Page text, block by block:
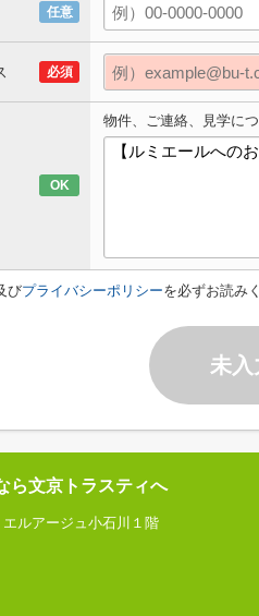
任意
必須
OK
物件、ご連絡、見学に
びプライバシーポリシーを必ずお読み
未
ら文京トラスティへ
ルアージュ小石川１階